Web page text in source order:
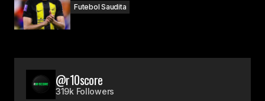
Futebol Saudita
@r10score
319k Followers